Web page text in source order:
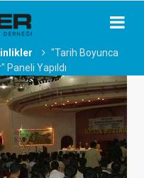
"Tarih Boyunca
Yapıldı